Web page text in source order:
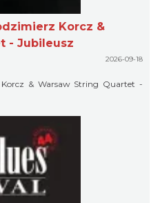
Korcz &
- Jubileusz
2026-09-18
& Warsaw String Quartet -